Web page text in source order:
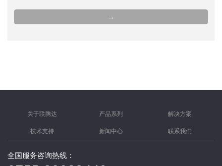
→
关于联腾达 产品系列 解决方案
技术支持 新闻中心 联系我们
全国服务咨询热线：